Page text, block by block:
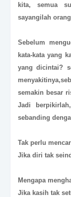
kita, semua
sayangilah
Sebelum
kata-kata yang
yang dicintai?
semakin besar
Jadi
sebanding
Tak perlu
Jika diri tak
Mengapa
Jika kasih tak